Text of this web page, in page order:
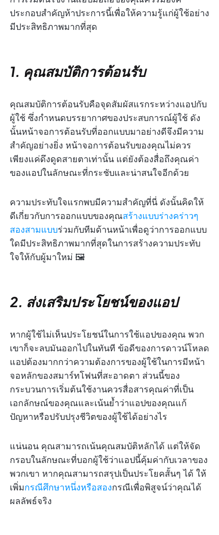
ประกอบสำคัญห้าประการนี้เพื่อให้ความรู้แก่ผู้ใช้อย่าง
มีประสิทธิภาพมากที่สุด
1. คุณสมบัติการต้อนรับ
คุณสมบัติการต้อนรับคือจุดสัมผัสแรกระหว่างแอปกับ
ผู้ใช้ ซึ่งกำหนดบรรยากาศของประสบการณ์ผู้ใช้ ดัง
นั้นหน้าจอการต้อนรับที่ออกแบบมาอย่างดีจึงมีความ
สำคัญอย่างยิ่ง หน้าจอการต้อนรับของคุณไม่ควร
เพียงแค่ดึงดูดสายตาเท่านั้น แต่ยังต้องสื่อถึงคุณค่า
ของแอปในลักษณะที่กระชับและน่าสนใจอีกด้วย
ความประทับใจแรกพบมีความสำคัญที่นี่ ดังนั้นคิดให้
ดีเกี่ยวกับการออกแบบของคุณสร้างแบบร่างคร่าวๆ
สองสามแบบร่วมกับทีมด้านหน้าเพื่อดูว่าการออกแบบ
ใดมีประสิทธิภาพมากที่สุดในการสร้างความประทับ
ใจให้กับผู้มาใหม่ 🖼️
2. ส่งเสริมประโยชน์ของแอป
หากผู้ใช้ไม่เห็นประโยชน์ในการใช้แอปของคุณ พวก
เขาก็จะลบมันออกไปในทันที ข้อดีของการดาวน์โหลด
แอปต้องมากกว่าความต้องการของผู้ใช้ในการมีหน้า
จอหลักของสมาร์ทโฟนที่สะอาดตา ส่วนนี้ของ
กระบวนการเริ่มต้นใช้งานควรสื่อสารคุณค่าที่เป็น
เอกลักษณ์ของคุณและเน้นย้ำว่าแอปของคุณแก้
ปัญหาหรือปรับปรุงชีวิตของผู้ใช้ได้อย่างไร
แน่นอน คุณสามารถเน้นคุณสมบัติหลักได้ แต่ให้จัด
กรอบในลักษณะที่บอกผู้ใช้ว่าแอปนี้คุ้มค่ากับเวลาของ
พวกเขา หากคุณสามารถสรุปเป็นประโยคสั้นๆ ได้ ให้
เพิ่มกรณีศึกษาหนึ่งหรือสองกรณีเพื่อพิสูจน์ว่าคุณได้
ผลลัพธ์จริง